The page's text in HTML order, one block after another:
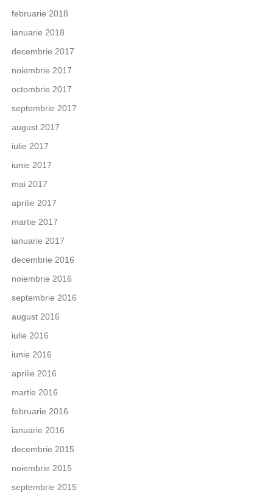
februarie 2018
ianuarie 2018
decembrie 2017
noiembrie 2017
octombrie 2017
septembrie 2017
august 2017
iulie 2017
iunie 2017
mai 2017
aprilie 2017
martie 2017
ianuarie 2017
decembrie 2016
noiembrie 2016
septembrie 2016
august 2016
iulie 2016
iunie 2016
aprilie 2016
martie 2016
februarie 2016
ianuarie 2016
decembrie 2015
noiembrie 2015
septembrie 2015